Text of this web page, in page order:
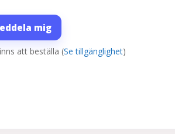
mig
att beställa (Se tillgänglighet)